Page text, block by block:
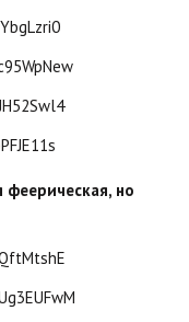
феерическая, но